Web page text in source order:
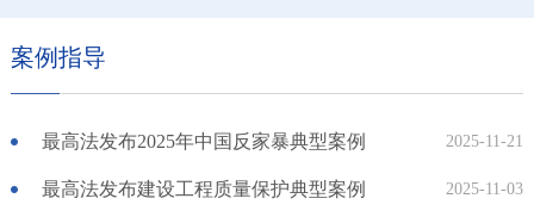
案例指导
最高法发布2025年中国反家暴典型案例 2025-11-21
最高法发布建设工程质量保护典型案例 2025-11-03